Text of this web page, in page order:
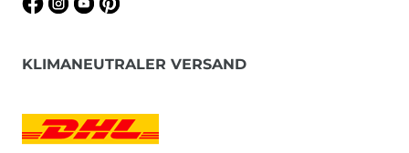
KLIMANEUTRALER VERSAND